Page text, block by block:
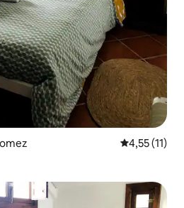
Gomez
4,55 (11)